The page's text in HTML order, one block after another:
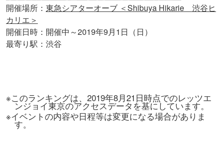
開催場所： 東急シアターオーブ ＜Shibuya Hikarie 渋谷ヒ
カリエ＞
開催日時：開催中～2019年9月1日（日）
最寄り駅：渋谷
※このランキングは、2019年8月21日時点でのレッツエ
ンジョイ東京のアクセスデータを基にしています。
※イベントの内容や日程等は変更になる場合がありま
す。